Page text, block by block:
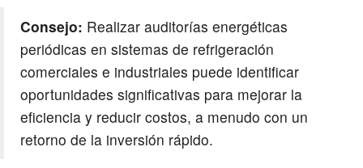
Consejo: Realizar auditorías energéticas
periódicas en sistemas de refrigeración
comerciales e industriales puede identificar
oportunidades significativas para mejorar la
eficiencia y reducir costos, a menudo con un
retorno de la inversión rápido.